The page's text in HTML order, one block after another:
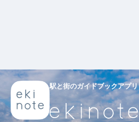
駅と街のガイドブックアプリ